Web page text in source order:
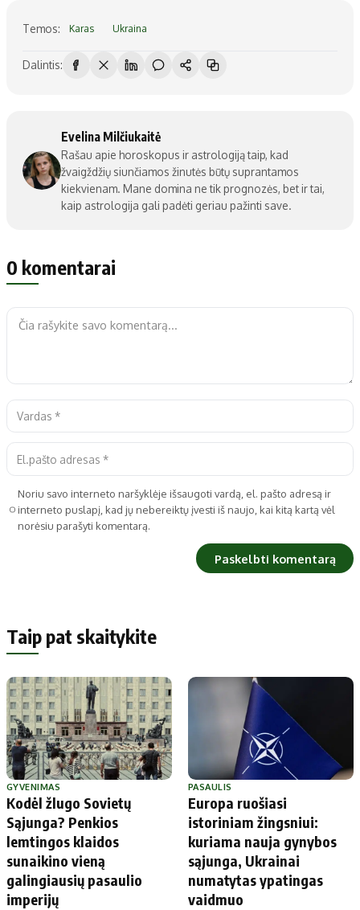
Temos: Karas Ukraina
Dalintis:
Evelina Milčiukaitė
Rašau apie horoskopus ir astrologiją taip, kad
žvaigždžių siunčiamos žinutės būtų suprantamos
kiekvienam. Mane domina ne tik prognozės, bet ir tai,
kaip astrologija gali padėti geriau pažinti save.
0 komentarai
Noriu savo interneto naršyklėje išsaugoti vardą, el. pašto adresą ir
interneto puslapį, kad jų nebereiktų įvesti iš naujo, kai kitą kartą vėl
norėsiu parašyti komentarą.
Taip pat skaitykite
GYVENIMAS
Kodėl žlugo Sovietų
Sąjunga? Penkios
lemtingos klaidos
sunaikino vieną
galingiausių pasaulio
imperijų
PASAULIS
Europa ruošiasi
istoriniam žingsniui:
kuriama nauja gynybos
sąjunga, Ukrainai
numatytas ypatingas
vaidmuo